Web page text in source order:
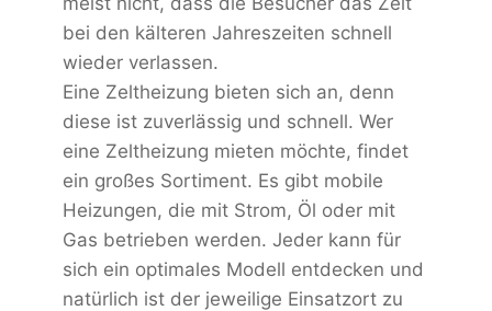
bei den kälteren Jahreszeiten schnell
wieder verlassen.
Eine Zeltheizung bieten sich an, denn
diese ist zuverlässig und schnell. Wer
eine Zeltheizung mieten möchte, findet
ein großes Sortiment. Es gibt mobile
Heizungen, die mit Strom, Öl oder mit
Gas betrieben werden. Jeder kann für
sich ein optimales Modell entdecken und
natürlich ist der jeweilige Einsatzort zu